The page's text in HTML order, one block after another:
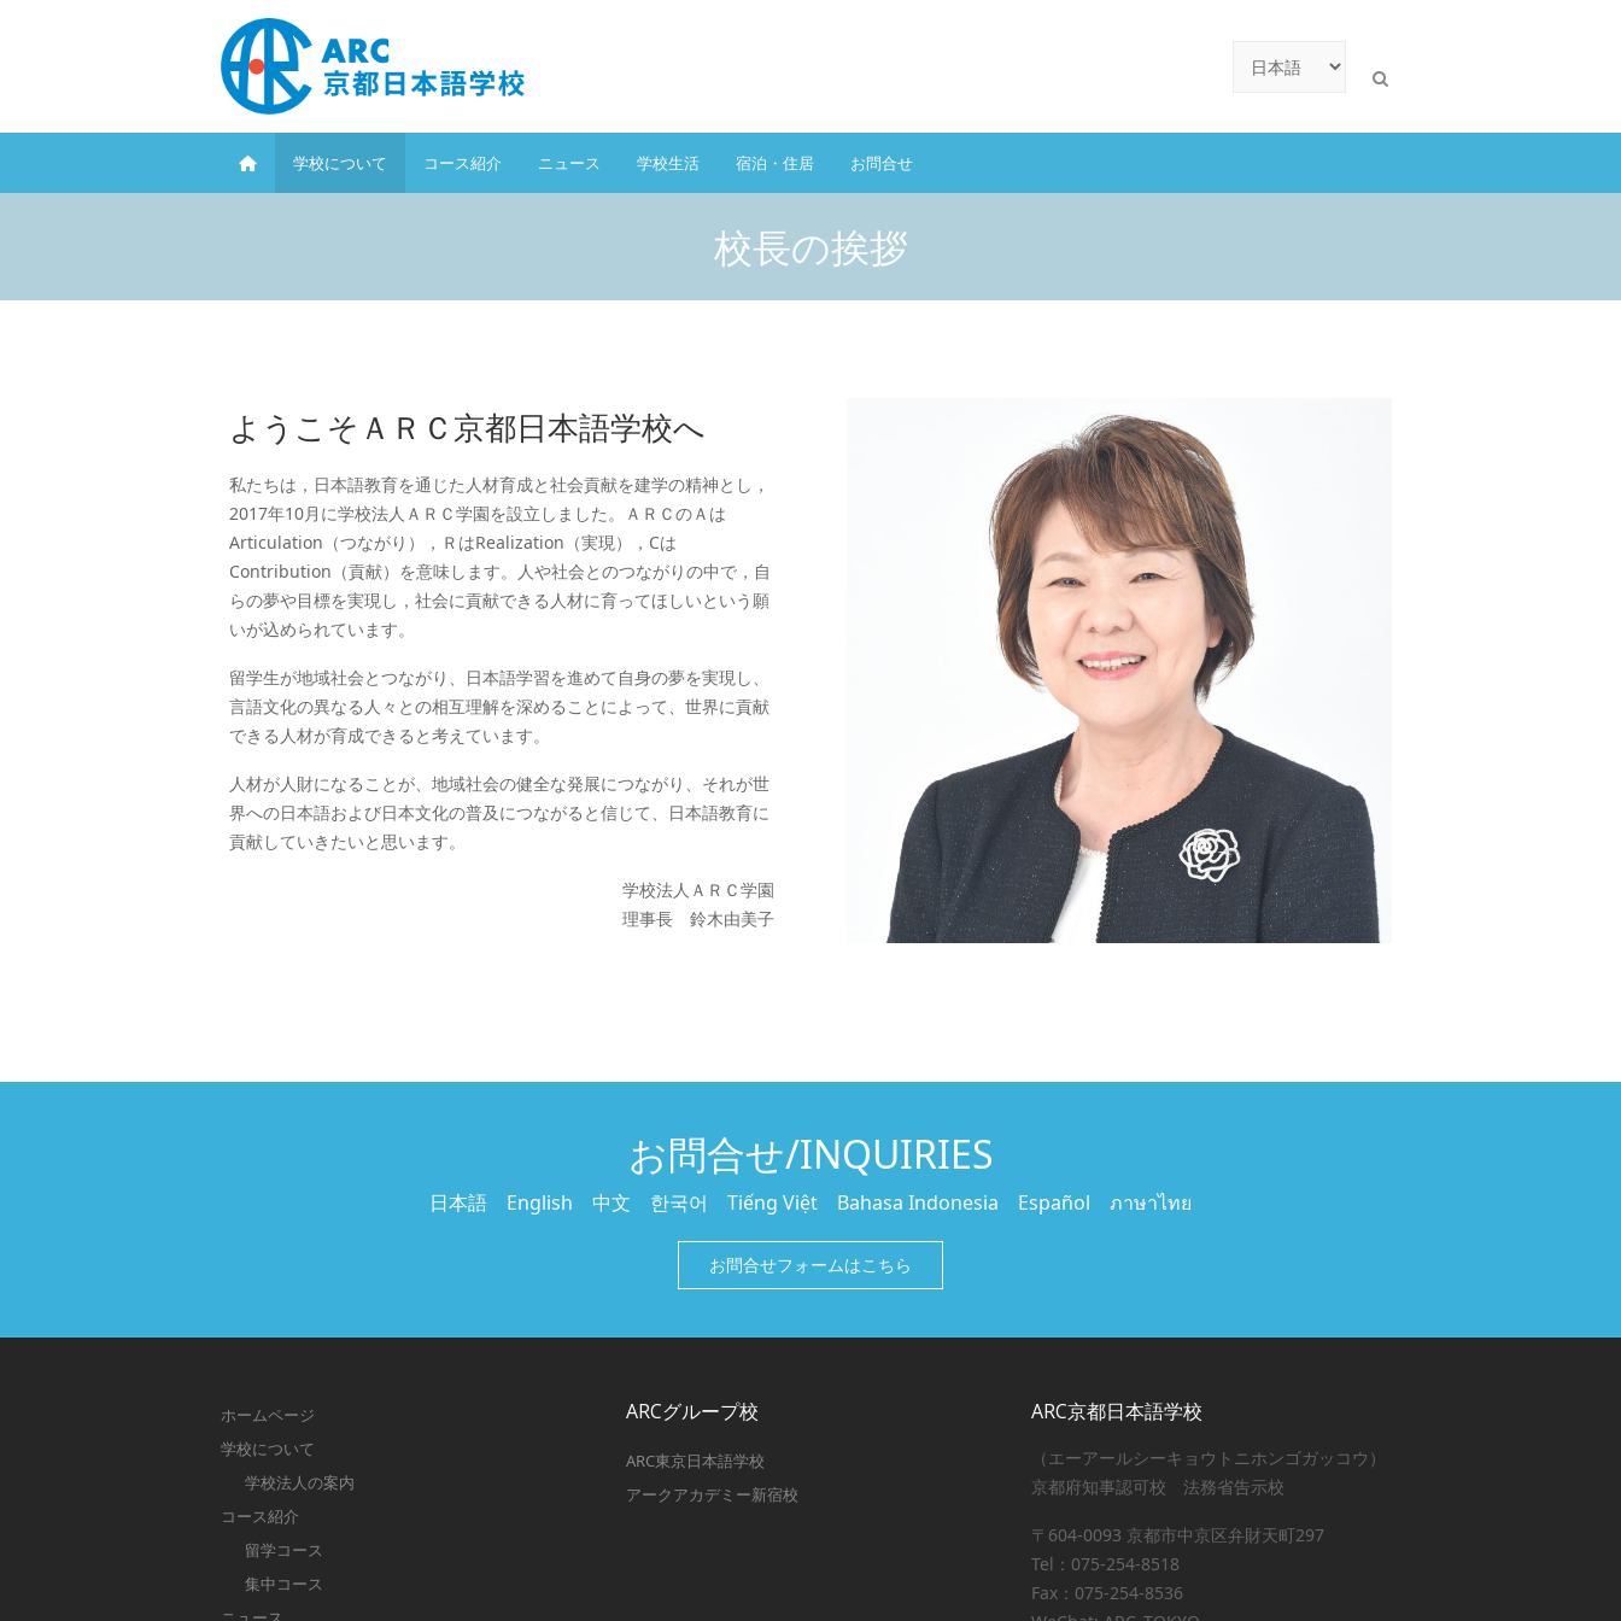
選
学校について コース紹介 ニュース 学校生活 宿泊・住居 お問合せ
を
校長の挨拶
ようこそＡＲＣ京都日本語学校へ
私たちは，日本語教育を通じた人材育成と社会貢献を建学の精神とし，
2017年10月に学校法人ＡＲＣ学園を設立しました。ＡＲＣのＡは
Articulation（つながり），ＲはRealization（実現），Cは
Contribution（貢献）を意味します。人や社会とのつながりの中で，自
らの夢や目標を実現し，社会に貢献できる人材に育ってほしいという願
いが込められています。
留学生が地域社会とつながり、日本語学習を進めて自身の夢を実現し、
言語文化の異なる人々との相互理解を深めることによって、世界に貢献
できる人材が育成できると考えています。
人材が人財になることが、地域社会の健全な発展につながり、それが世
界への日本語および日本文化の普及につながると信じて、日本語教育に
貢献していきたいと思います。
学校法人ＡＲＣ学園
理事長 鈴木由美子
お問合せ/INQUIRIES
日本語 English 中文 한국어 Tiếng Việt Bahasa Indonesia Español ภาษาไทย
お問合せフォームはこちら
ホームページ
学校について
学校法人の案内
コース紹介
留学コース
集中コース
ARCグループ校
ARC東京日本語学校
アークアカデミー新宿校
ARC京都日本語学校
（エーアールシーキョウトニホンゴガッコウ）
京都府知事認可校 法務省告示校
〒604-0093 京都市中京区弁財天町297
Tel： 075-254-8518
Fax：075-254-8536